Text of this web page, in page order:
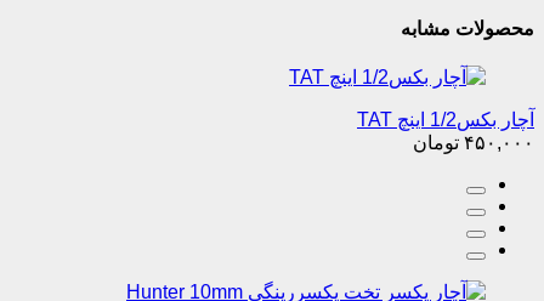
محصولات مشابه
آچار بکس1/2 اینچ TAT
۴۵۰,۰۰۰ تومان